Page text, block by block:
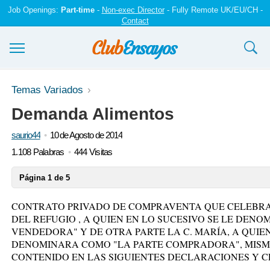
Job Openings: Part-time- Non-exec Director- Fully Remote UK/EU/CH -
Contact
Ensayos y trabajos
Registrarse
Iniciar sesión
Temas Variados
Demanda Alimentos
saurio44
10 de Agosto de 2014
1.108 Palabras
444 Visitas
Página 1 de 5
CONTRATO PRIVADO DE COMPRAVENTA QUE
DEL REFUGIO , A QUIEN EN LO SUCESIVO SE LE
VENDEDORA" Y DE OTRA PARTE LA C. MARÍA, A
DENOMINARA COMO "LA PARTE COMPRADORA",
CONTENIDO EN LAS SIGUIENTES DECLARACIONES Y